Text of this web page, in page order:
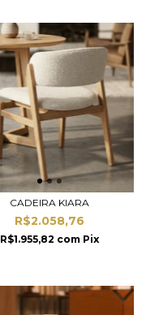
CADEIRA KIARA
R$2.058,76
R$1.955,82 com Pix